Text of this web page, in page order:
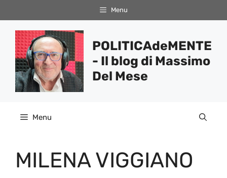
al
contenuto
Menu
POLITICAdeMENTE
- Il blog di Massimo
Del Mese
Menu
MILENA VIGGIANO